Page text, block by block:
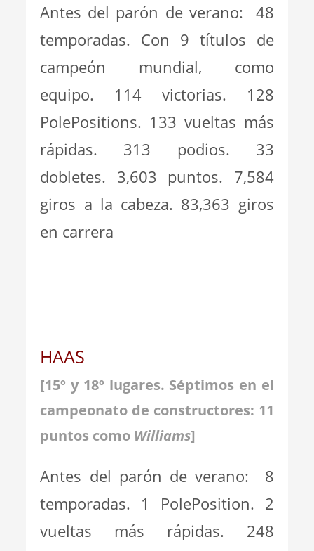
Antes del parón de verano: 48
temporadas. Con 9 títulos de
campeón mundial, como
equipo. 114 victorias. 128
PolePositions. 133 vueltas más
rápidas. 313 podios. 33
dobletes. 3,603 puntos. 7,584
giros a la cabeza. 83,363 giros
en carrera
HAAS
[15º y 18º lugares. Séptimos en el
campeonato de constructores: 11
puntos como Williams]
Antes del parón de verano: 8
temporadas. 1 PolePosition. 2
vueltas más rápidas. 248